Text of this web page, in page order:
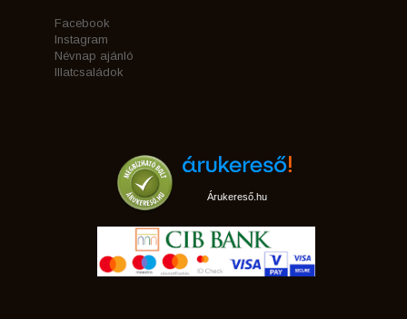
Facebook
Instagram
Névnap ajánló
Illatcsaládok
Árukereső.hu